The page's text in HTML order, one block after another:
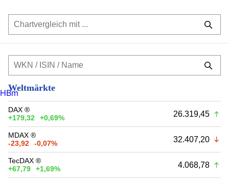
Weltmärkte
DAX ®
+179,32
+0,69% 26.319,45
MDAX ®
-23,92
-0,07% 32.407,20
TecDAX ®
+67,79
+1,69% 4.068,78
HBm